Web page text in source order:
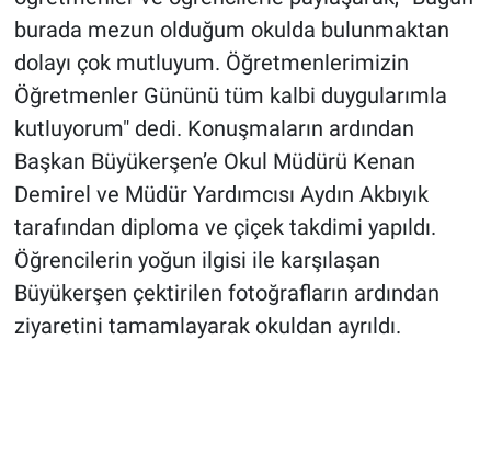
burada mezun olduğum okulda bulunmaktan
dolayı çok mutluyum. Öğretmenlerimizin
Öğretmenler Gününü tüm kalbi duygularımla
kutluyorum" dedi. Konuşmaların ardından
Başkan Büyükerşen’e Okul Müdürü Kenan
Demirel ve Müdür Yardımcısı Aydın Akbıyık
tarafından diploma ve çiçek takdimi yapıldı.
Öğrencilerin yoğun ilgisi ile karşılaşan
Büyükerşen çektirilen fotoğrafların ardından
ziyaretini tamamlayarak okuldan ayrıldı.